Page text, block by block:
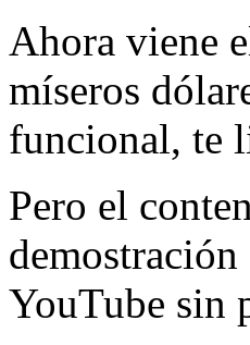
Ahora viene
míseros
funcional, te
Pero el
demostración
YouTube sin